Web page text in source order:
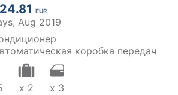
EUR
Aug 2019
коробка передач
x 2 x 3